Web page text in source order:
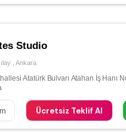
Studio
Ankara
Atatürk Bulvarı Atahan İş Hanı
Ücretsiz Teklif Al